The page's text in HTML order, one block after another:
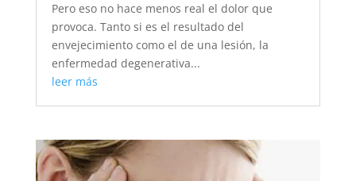
Pero eso no hace menos real el dolor que
provoca. Tanto si es el resultado del
envejecimiento como el de una lesión, la
enfermedad degenerativa...
leer más